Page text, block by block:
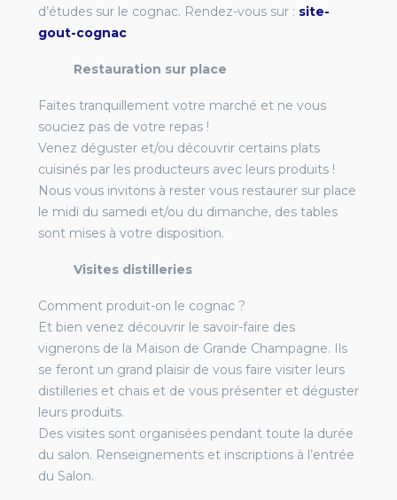
d’études sur le cognac. Rendez-vous sur : site-
gout-cognac
Restauration sur place
Faites tranquillement votre marché et ne vous
souciez pas de votre repas !
Venez déguster et/ou découvrir certains plats
cuisinés par les producteurs avec leurs produits !
Nous vous invitons à rester vous restaurer sur place
le midi du samedi et/ou du dimanche, des tables
sont mises à votre disposition.
Visites distilleries
Comment produit-on le cognac ?
Et bien venez découvrir le savoir-faire des
vignerons de la Maison de Grande Champagne. Ils
se feront un grand plaisir de vous faire visiter leurs
distilleries et chais et de vous présenter et déguster
leurs produits.
Des visites sont organisées pendant toute la durée
du salon. Renseignements et inscriptions à l’entrée
du Salon.